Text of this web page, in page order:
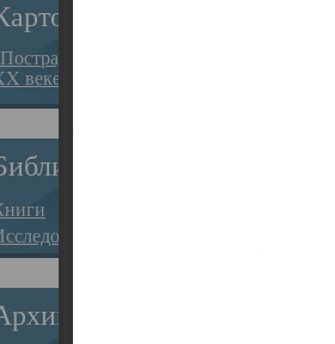
за веру в
веке на Севере”